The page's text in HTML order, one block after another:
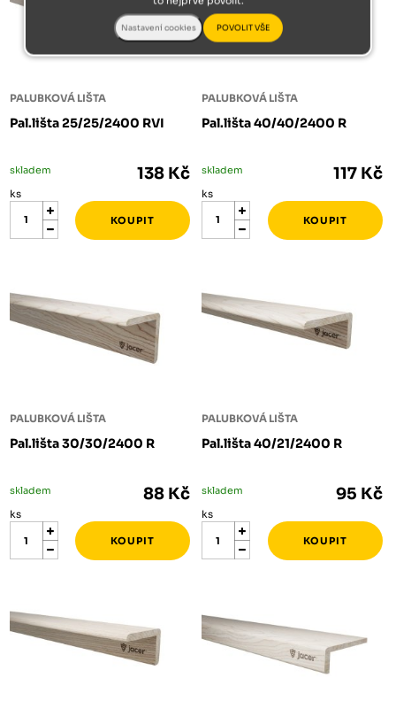
PALUBKOVÁ LIŠTA
Pal.lišta 25/25/2400 RVI
skladem 138 Kč
ks
PALUBKOVÁ LIŠTA
Pal.lišta 40/40/2400 R
skladem 117 Kč
ks
PALUBKOVÁ LIŠTA
Pal.lišta 30/30/2400 R
skladem 88 Kč
ks
PALUBKOVÁ LIŠTA
Pal.lišta 40/21/2400 R
skladem 95 Kč
ks